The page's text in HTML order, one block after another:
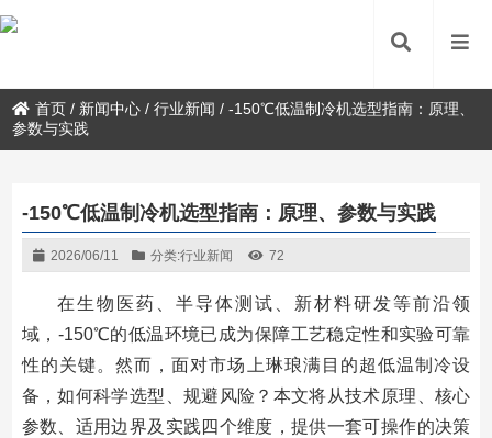
首页 / 新闻中心 /行业新闻 /-150℃低温制冷机选型指南：原理、
参数与实践
-150℃低温制冷机选型指南：原理、参数与实践
2026/06/11 分类:行业新闻 72
在生物医药、半导体测试、新材料研发等前沿领
域，-150℃的低温环境已成为保障工艺稳定性和实验可靠
性的关键。然而，面对市场上琳琅满目的超低温制冷设
备，如何科学选型、规避风险？本文将从技术原理、核心
参数、适用边界及实践四个维度，提供一套可操作的决策